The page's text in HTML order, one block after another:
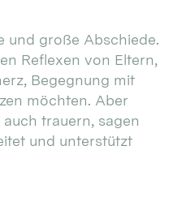
und große Abschiede.
Reflexen von Eltern,
Begegnung mit
möchten. Aber
trauern, sagen
und unterstützt